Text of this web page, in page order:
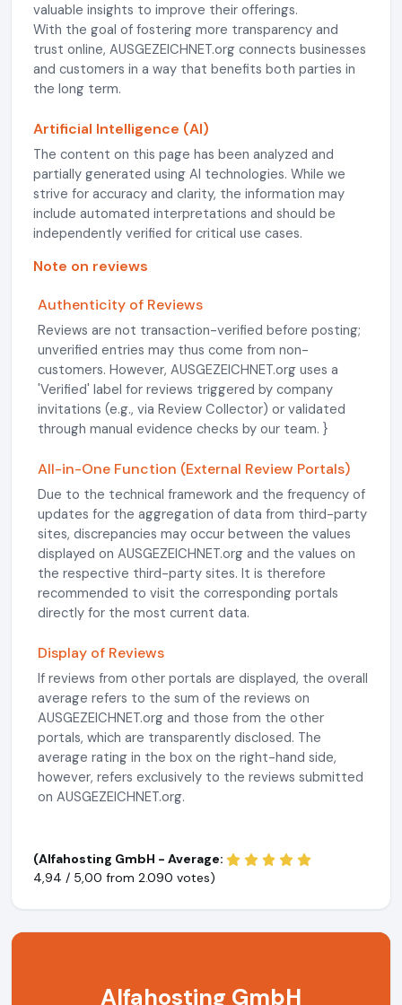
valuable insights to improve their offerings.
With the goal of fostering more transparency and
trust online, AUSGEZEICHNET.org connects businesses
and customers in a way that benefits both parties in
the long term.
Artificial Intelligence (AI)
The content on this page has been analyzed and
partially generated using AI technologies. While we
strive for accuracy and clarity, the information may
include automated interpretations and should be
independently verified for critical use cases.
Note on reviews
Authenticity of Reviews
Reviews are not transaction-verified before posting;
unverified entries may thus come from non-
customers. However, AUSGEZEICHNET.org uses a
'Verified' label for reviews triggered by company
invitations (e.g., via Review Collector) or validated
through manual evidence checks by our team. }
All-in-One Function (External Review Portals)
Due to the technical framework and the frequency of
updates for the aggregation of data from third-party
sites, discrepancies may occur between the values
displayed on AUSGEZEICHNET.org and the values on
the respective third-party sites. It is therefore
recommended to visit the corresponding portals
directly for the most current data.
Display of Reviews
If reviews from other portals are displayed, the overall
average refers to the sum of the reviews on
AUSGEZEICHNET.org and those from the other
portals, which are transparently disclosed. The
average rating in the box on the right-hand side,
however, refers exclusively to the reviews submitted
on AUSGEZEICHNET.org.
(Alfahosting GmbH - Average:
4,94 / 5,00 from 2.090 votes)
Alfahosting GmbH